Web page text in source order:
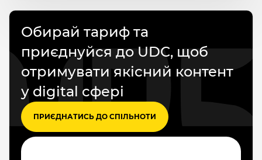
Обирай тариф та
приєднуйся до UDC, щоб
отримувати якісний контент
у digital сфері
ПРИЄДНАТИСЬ ДО СПІЛЬНОТИ